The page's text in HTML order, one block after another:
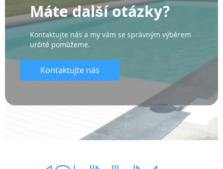
Máte další otázky?
Kontaktujte nás a my vám se správným výběrem
určitě pomůžeme.
Kontaktujte nás